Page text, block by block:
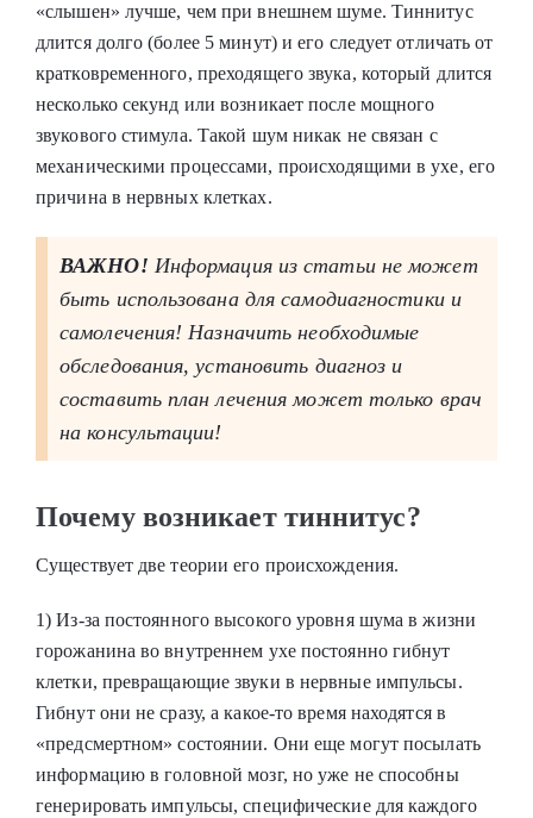
«слышен» лучше, чем при внешнем шуме. Тиннитус
длится долго (более 5 минут) и его следует отличать от
кратковременного, преходящего звука, который длится
несколько секунд или возникает после мощного
звукового стимула. Такой шум никак не связан с
механическими процессами, происходящими в ухе, его
причина в нервных клетках.
ВАЖНО! Информация из статьи не может
быть использована для самодиагностики и
самолечения! Назначить необходимые
обследования, установить диагноз и
составить план лечения может только врач
на консультации!
Почему возникает тиннитус?
Существует две теории его происхождения.
1) Из-за постоянного высокого уровня шума в жизни
горожанина во внутреннем ухе постоянно гибнут
клетки, превращающие звуки в нервные импульсы.
Гибнут они не сразу, а какое-то время находятся в
«предсмертном» состоянии. Они еще могут посылать
информацию в головной мозг, но уже не способны
генерировать импульсы, специфические для каждого